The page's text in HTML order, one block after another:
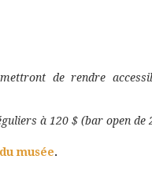
de rendre
à 120 $ (bar open de
musée.